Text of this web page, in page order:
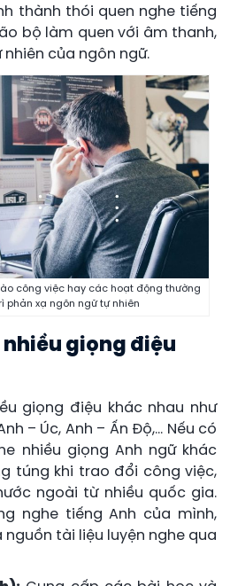
thành thói quen nghe tiếng
bộ làm quen với âm thanh,
của ngôn ngữ.
công việc hay các hoạt động thường
phản xạ ngôn ngữ tự nhiên
nhiều giọng điệu
giọng điệu khác nhau như
– Úc, Anh – Ấn Độ,… Nếu có
nhiều giọng Anh ngữ khác
túng khi trao đổi công việc,
ngoài từ nhiều quốc gia.
nghe tiếng Anh của mình,
tài liệu luyện nghe qua